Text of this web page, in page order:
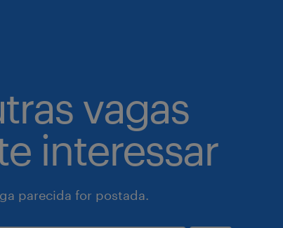
vagas
interessar
parecida for postada.